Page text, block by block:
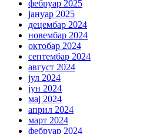
фебруар 2025
јануар 2025
децембар 2024
новембар 2024
октобар 2024
септембар 2024
август 2024
јул 2024
јун 2024
мај 2024
април 2024
март 2024
фебруар 2024